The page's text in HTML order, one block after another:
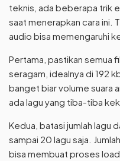
teknis, ada beberapa trik
saat menerapkan cara ini.
audio bisa memengaruhi
Pertama, pastikan semua
seragam, idealnya di 192
banget biar volume suara
ada lagu yang tiba-tiba
Kedua, batasi jumlah lagu
sampai 20 lagu saja.
bisa membuat proses